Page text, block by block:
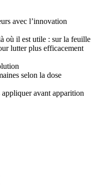
avec l’innovation
où il est utile : sur la feuille
lutter plus efficacement
selon la dose
avant apparition